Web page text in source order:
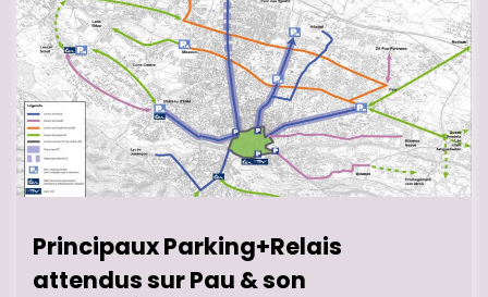
Principaux Parking+Relais
attendus sur Pau & son